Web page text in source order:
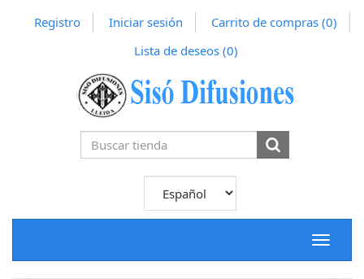
Registro Iniciar sesión Carrito de compras (0)
Lista de deseos (0)
Toggle